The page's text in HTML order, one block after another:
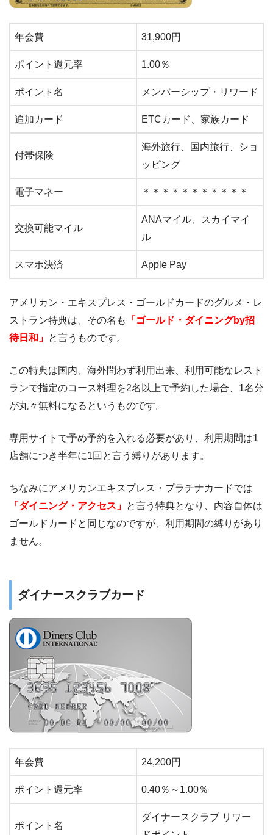
年会費 31,900円
ポイント還元率 1.00％
ポイント名 メンバーシップ・リワード
追加カード ETCカード、家族カード
付帯保険
海外旅行、国内旅行、ショ
ッピング
電子マネー ＊＊＊＊＊＊＊＊＊＊＊
交換可能マイル
ANAマイル、スカイマイ
ル
スマホ決済 Apple Pay
アメリカン・エキスプレス・ゴールドカードのグルメ・レ
ストラン特典は、その名も
「ゴールド・ダイニングby招
待日和」 と言うものです。
この特典は国内、海外問わず利用出来、利用可能なレスト
ランで指定のコース料理を2名以上で予約した場合、1名分
が丸々無料になるというものです。
専用サイトで予め予約を入れる必要があり、利用期間は1
店舗につき半年に1回と言う縛りがあります。
ちなみにアメリカンエキスプレス・プラチナカードでは
「ダイニング・アクセス」 と言う特典となり、内容自体は
ゴールドカードと同じなのですが、利用期間の縛りがあり
ません。
ダイナースクラブカード
年会費 24,200円
ポイント還元率 0.40％～1.00％
ポイント名
ダイナースクラブ リワー